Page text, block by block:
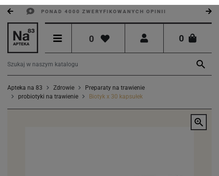
PONAD 4000 ZWERYFIKOWANYCH OPINII
0 0

Apteka na 83 Zdrowie
Preparaty na trawienie
probiotyki na trawienie
Biotyk x 30 kapsułek
